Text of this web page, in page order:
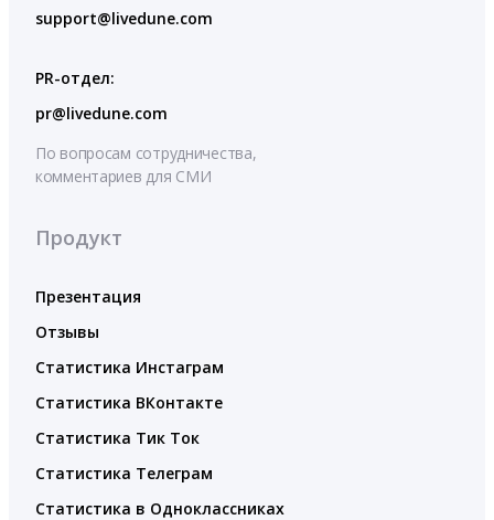
support@livedune.com
PR-отдел:
pr@livedune.com
По вопросам сотрудничества,
комментариев для СМИ
Продукт
Презентация
Отзывы
Статистика Инстаграм
Статистика ВКонтакте
Статистика Тик Ток
Статистика Телеграм
Статистика в Одноклассниках